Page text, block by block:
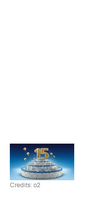
Credits: o2